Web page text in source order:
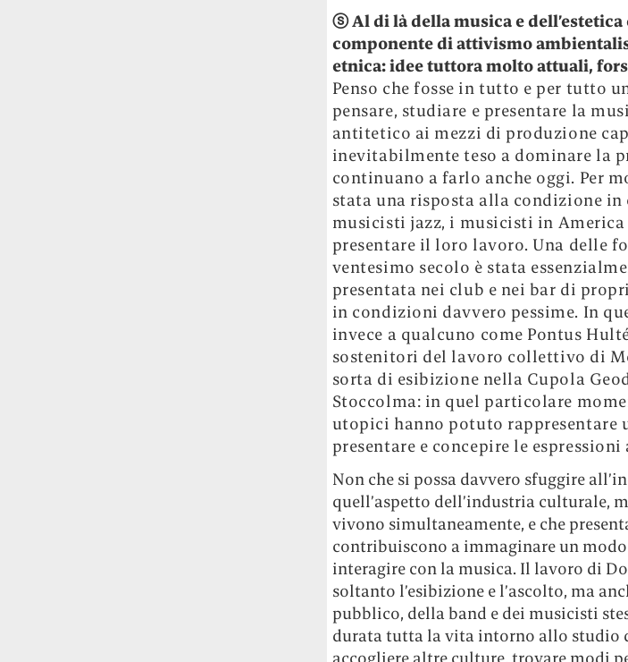
ⓢAl di là della musica e dell’estetica
componente di attivismo
etnica: idee tuttora molto attuali,
Penso che fosse in tutto e per tutto
pensare, studiare e presentare la
antitetico ai mezzi di produzione
inevitabilmente teso a dominare la
continuano a farlo anche oggi. Per
stata una risposta alla condizione
musicisti jazz, i musicisti in America
presentare il loro lavoro. Una delle
ventesimo secolo è stata
presentata nei club e nei bar di
in condizioni davvero pessime. In
invece a qualcuno come Pontus
sostenitori del lavoro collettivo di
sorta di esibizione nella Cupola
Stoccolma: in quel particolare
utopici hanno potuto rappresentare
presentare e concepire le
Non che si possa davvero sfuggire
quell’aspetto dell’industria culturale,
vivono simultaneamente, e che
contribuiscono a immaginare un
interagire con la musica. Il lavoro di
soltanto l’esibizione e l’ascolto, ma
pubblico, della band e dei musicisti
durata tutta la vita intorno allo studio